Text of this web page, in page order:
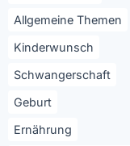
Allgemeine Themen
Kinderwunsch
Schwangerschaft
Geburt
Ernährung